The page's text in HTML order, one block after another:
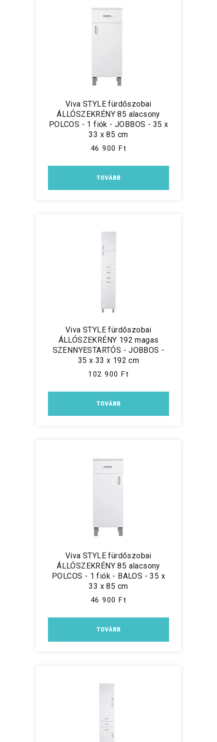
Viva STYLE fürdőszobai
ÁLLÓSZEKRÉNY 85 alacsony
POLCOS - 1 fiók - JOBBOS - 35 x
33 x 85 cm
46 900 Ft
TOVÁBB
Viva STYLE fürdőszobai
ÁLLÓSZEKRÉNY 192 magas
SZENNYESTARTÓS - JOBBOS -
35 x 33 x 192 cm
102 900 Ft
TOVÁBB
Viva STYLE fürdőszobai
ÁLLÓSZEKRÉNY 85 alacsony
POLCOS - 1 fiók - BALOS - 35 x
33 x 85 cm
46 900 Ft
TOVÁBB